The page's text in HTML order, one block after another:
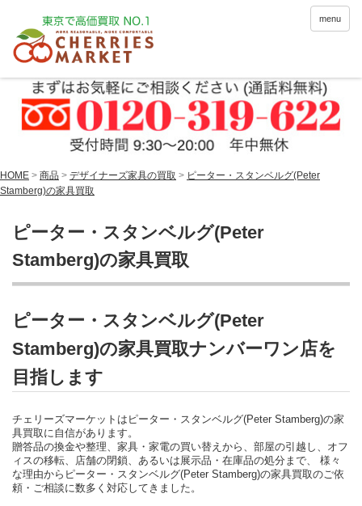
menu
HOME > 商品 > デザイナーズ家具の買取 > ピーター・スタンベルグ(Peter
Stamberg)の家具買取
ピーター・スタンベルグ(Peter
Stamberg)の家具買取
ピーター・スタンベルグ(Peter
Stamberg)の家具買取ナンバーワン店を
目指します
チェリーズマーケットはピーター・スタンベルグ(Peter Stamberg)の家
具買取に自信があります。
贈答品の換金や整理、家具・家電の買い替えから、部屋の引越し、オフ
ィスの移転、店舗の閉鎖、あるいは展示品・在庫品の処分まで、 様々
な理由からピーター・スタンベルグ(Peter Stamberg)の家具買取のご依
頼・ご相談に数多く対応してきました。